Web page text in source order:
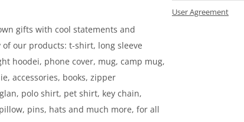
gifts with cool statements and
of our products: t-shirt, long sleeve
hoodei, phone cover, mug, camp mug,
accessories, books, zipper
polo shirt, pet shirt, key chain,
pins, hats and much more, for all
User Agreement